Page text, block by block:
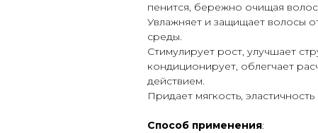
пенится, бережно очищая
Увлажняет и защищает волосы
среды.
Стимулирует рост, улучшает
кондиционирует, облегчает
действием.
Придает мягкость,
Способ применения: